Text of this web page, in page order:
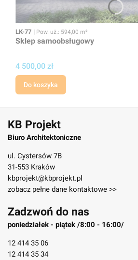
Kod
LK-77 Powierzchnia użytkowa
Pow. uż.: 594,00 m²
Sklep samoobsługowy
Cena projektu
4 500,00 zł
Do koszyka
KB Projekt
Biuro Architektoniczne
ul. Cystersów 7B
31-553 Kraków
kbprojekt@kbprojekt.pl
zobacz pełne dane kontaktowe >>
Zadzwoń do nas
poniedziałek - piątek /8:00 - 16:00/
12 414 35 06
12 414 35 34